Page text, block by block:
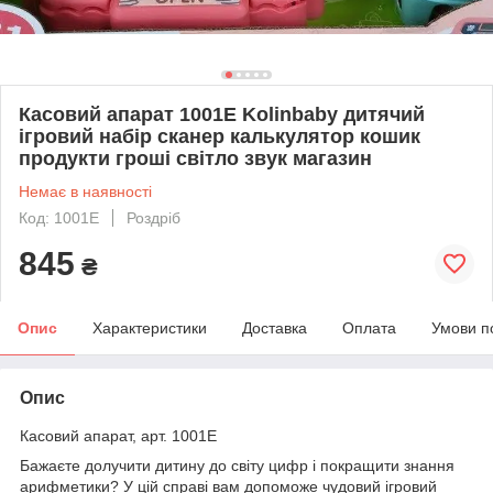
Касовий апарат 1001E Kolinbaby дитячий
ігровий набір сканер калькулятор кошик
продукти гроші світло звук магазин
Немає в наявності
Код: 1001E
Роздріб
845 ₴
Опис Характеристики Доставка Оплата Умови
Опис
Касовий апарат, арт. 1001E
Бажаєте долучити дитину до світу цифр і покращити знання
арифметики? У цій справі вам допоможе чудовий ігровий